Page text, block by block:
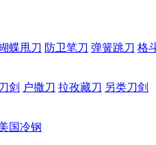
蝶甩刀 防卫笔刀 弹簧跳刀 格
剑 户撒刀 拉孜藏刀 另类刀剑
国冷钢